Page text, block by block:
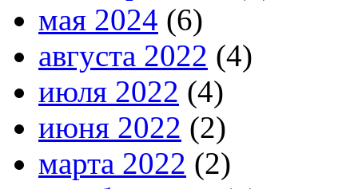
мая 2024 (6)
августа 2022 (4)
июля 2022 (4)
июня 2022 (2)
марта 2022 (2)